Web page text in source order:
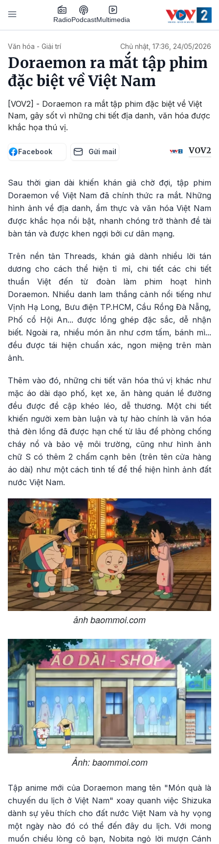
Nhảy đến nội dung
RadioPodcastMultimedia
Văn hóa - Giải trí Chủ nhật, 17:36, 24/05/2026
Doraemon ra mắt tập phim
đặc biệt về Việt Nam
[VOV2] - Doraemon ra mắt tập phim đặc biệt về Việt
Nam, gây sốt vì những chi tiết địa danh, văn hóa được
khắc họa thú vị.
Facebook Gửi mail VOV2
Sau thời gian dài khiến khán giả chờ đợi, tập phim
Doraemon về Việt Nam đã chính thức ra mắt. Những
hình ảnh về địa danh, ẩm thực và văn hóa Việt Nam
được khắc họa nổi bật, nhanh chóng trở thành đề tài
bàn tán và được khen ngợi bởi cư dân mạng.
Trên nền tản Threads, khán giả dành nhiều lời tán
dương cho cách thể hiện tỉ mỉ, chi tiết các chi tiết
thuần Việt đến từ đoàn làm phim hoạt hình
Doraemon. Nhiều danh lam thắng cảnh nổi tiếng như
Vịnh Hạ Long, Bưu điện TP.HCM, Cầu Rồng Đà Nẵng,
Phố cổ Hội An... được lồng ghép đặc sắc, dễ nhận
biết. Ngoài ra, nhiều món ăn như cơm tấm, bánh mì...
đều được tái hiện chuẩn xác, ngon miệng trên màn
ảnh.
Thêm vào đó, những chi tiết văn hóa thú vị khác như
mặc áo dài dạo phố, kẹt xe, ăn hàng quán lề đường
đều được đề cập khéo léo, dễ thương. Một chi tiết
khiến người xem bàn luận và tự hào chính là văn hóa
thả đèn lồng đã được hạn chế từ lâu để phòng chống
cháy nổ và bảo vệ môi trường, cũng như hình ảnh
chữ S có thêm 2 chấm cạnh bên (trên tên cửa hàng
áo dài) như một cách tinh tế để thể hiện hình ảnh đất
nước Việt Nam.
ảnh baommoi.com
Ảnh: baommoi.com
Tập anime mới của Doraemon mang tên "Món quà là
chuyến du lịch ở Việt Nam" xoay quanh việc Shizuka
dành sự yêu thích cho đất nước Việt Nam và hy vọng
một ngày nào đó có thể đến đây du lịch. Với mong
muốn chiều lòng cô bạn, Nobita ngỏ lời mượn Cánh